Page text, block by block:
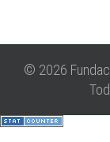
© 2026